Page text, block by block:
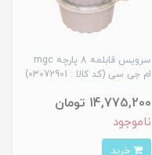
سرویس قابلمه 8 پارچه mgc
ام جی سی (کد کالا : 03072901)
14,775,200 تومان
ناموجود